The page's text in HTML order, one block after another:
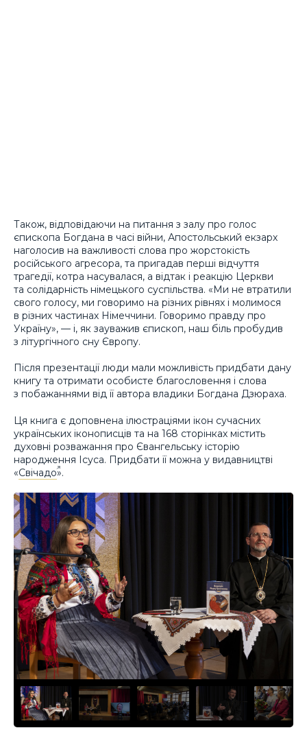
Також, відповідаючи на питання з залу про голос
єпископа Богдана в часі війни, Апостольський екзарх
наголосив на важливості слова про жорстокість
російського агресора, та пригадав перші відчуття
трагедії, котра насувалася, а відтак і реакцію Церкви
та солідарність німецького суспільства. «Ми не втратили
свого голосу, ми говоримо на різних рівнях і молимося
в різних частинах Німеччини. Говоримо правду про
Україну», — і, як зауважив єпископ, наш біль пробудив
з літургічного сну Європу.
Після презентації люди мали можливість придбати дану
книгу та отримати особисте благословення і слова
з побажаннями від її автора владики Богдана Дзюраха.
Ця книга є доповнена ілюстраціями ікон сучасних
українських іконописців та на 168 сторінках містить
духовні розважання про Євангельську історію
народження Ісуса. Придбати її можна у видавництві
«Свічадо».